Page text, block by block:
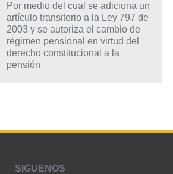
Por medio del cual se adiciona un
artículo transitorio a la Ley 797 de
2003 y se autoriza el cambio de
régimen pensional en virtud del
derecho constitucional a la
pensión
SIGUENOS